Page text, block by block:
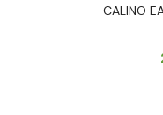
CALINO